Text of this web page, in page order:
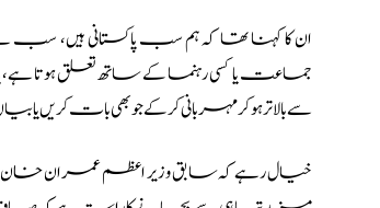
ان کا کہنا تھا کہ ہم سب پاکستانی
جماعت یا کسی رہنما کے ساتھ تعلق ہوتا
سے بالاتر ہو کر مہربانی کرکے جو بھی بات کریں
خیال رہے کہ سابق وزیر اعظم عمران خان